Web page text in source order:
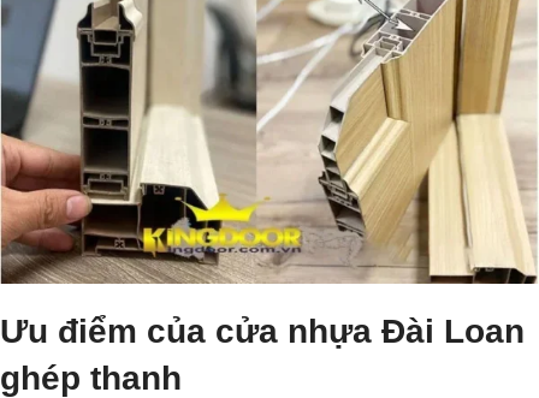
Ưu điểm của cửa nhựa Đài Loan
ghép thanh